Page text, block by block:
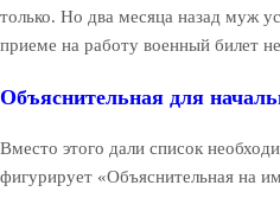
только. Но два месяца назад муж
приеме на работу военный билет
Объяснительная для
Вместо этого дали список
фигурирует «Объяснительная на